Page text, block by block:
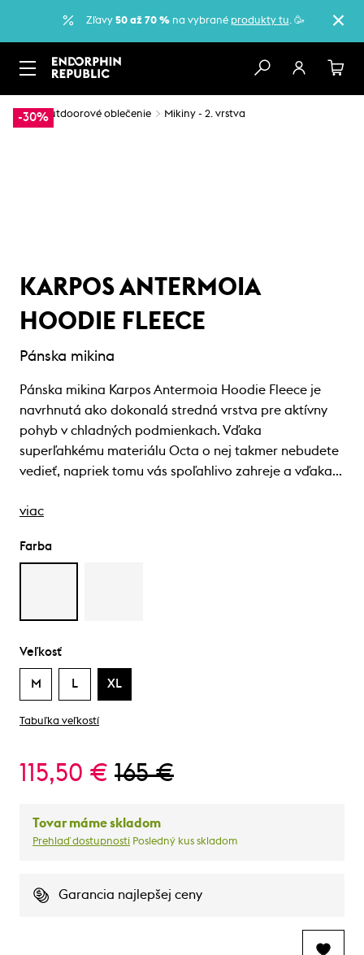
Zľavy 50 až 70 %na vybrané produkty tu. 🥳
-30%
… Outdoorové oblečenie Mikiny - 2. vrstva
KARPOS ANTERMOIA
HOODIE FLEECE
Pánska mikina
Pánska mikina Karpos Antermoia Hoodie Fleece je
navrhnutá ako dokonalá stredná vrstva pre aktívny
pohyb v chladných podmienkach. Vďaka
superľahkému materiálu Octa o nej takmer nebudete
vedieť, napriek tomu vás spoľahlivo zahreje a vďaka…
viac
Farba
Veľkosť
M L XL
Tabuľka veľkostí
115,50 € 165 €
Tovar máme skladom
Prehlaď dostupnosti Posledný kus skladom
Garancia najlepšej ceny